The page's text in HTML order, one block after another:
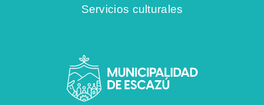
Servicios culturales